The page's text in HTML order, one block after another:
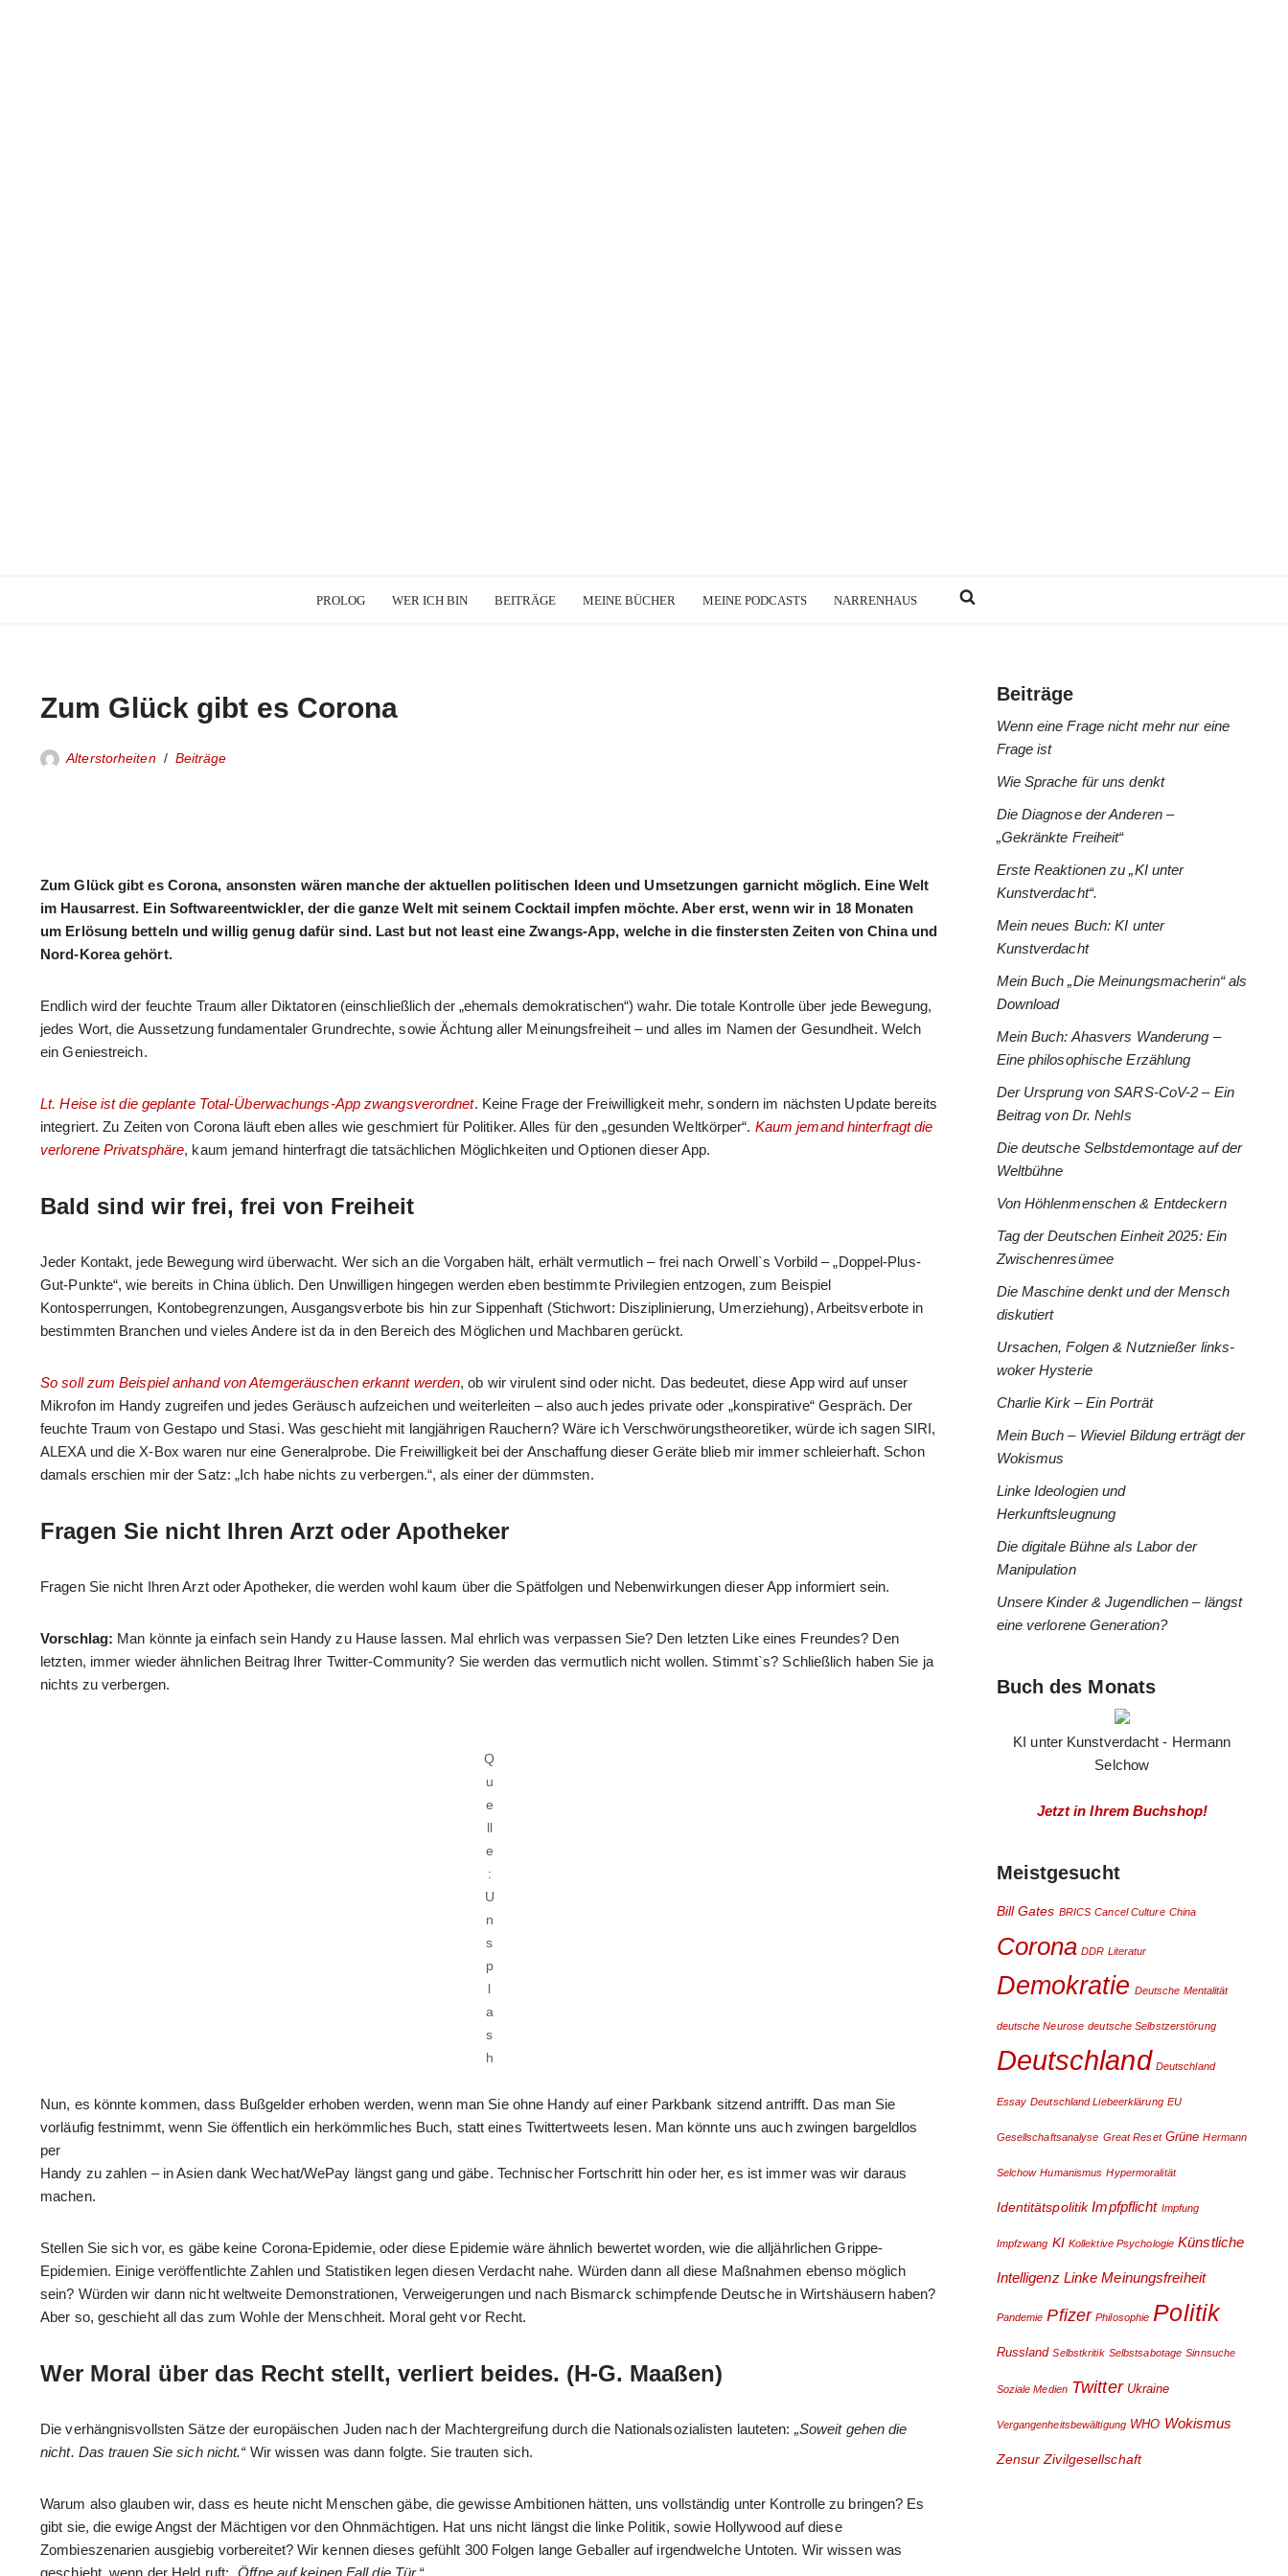
PROLOG WER ICH BIN BEITRÄGE MEINE BÜCHER MEINE PODCASTS NARRENHAUS
Zum Glück gibt es Corona
Alterstorheiten Beiträge
Zum Glück gibt es Corona, ansonsten wären manche der aktuellen politischen Ideen und Umsetzungen garnicht möglich. Eine Welt
im Hausarrest. Ein Softwareentwickler, der die ganze Welt mit seinem Cocktail impfen möchte. Aber erst, wenn wir in 18 Monaten
um Erlösung betteln und willig genug dafür sind. Last but not least eine Zwangs-App, welche in die finstersten Zeiten von China und
Nord-Korea gehört.
Endlich wird der feuchte Traum aller Diktatoren (einschließlich der „ehemals demokratischen“) wahr. Die totale Kontrolle über jede Bewegung,
jedes Wort, die Aussetzung fundamentaler Grundrechte, sowie Ächtung aller Meinungsfreiheit – und alles im Namen der Gesundheit. Welch
ein Geniestreich.
Lt. Heise ist die geplante Total-Überwachungs-App zwangsverordnet. Keine Frage der Freiwilligkeit mehr, sondern im nächsten Update bereits
integriert. Zu Zeiten von Corona läuft eben alles wie geschmiert für Politiker. Alles für den „gesunden Weltkörper“. Kaum jemand hinterfragt die
verlorene Privatsphäre, kaum jemand hinterfragt die tatsächlichen Möglichkeiten und Optionen dieser App.
Bald sind wir frei, frei von Freiheit
Jeder Kontakt, jede Bewegung wird überwacht. Wer sich an die Vorgaben hält, erhält vermutlich – frei nach Orwell`s Vorbild – „Doppel-Plus-
Gut-Punkte“, wie bereits in China üblich. Den Unwilligen hingegen werden eben bestimmte Privilegien entzogen, zum Beispiel
Kontosperrungen, Kontobegrenzungen, Ausgangsverbote bis hin zur Sippenhaft (Stichwort: Disziplinierung, Umerziehung), Arbeitsverbote in
bestimmten Branchen und vieles Andere ist da in den Bereich des Möglichen und Machbaren gerückt.
So soll zum Beispiel anhand von Atemgeräuschen erkannt werden, ob wir virulent sind oder nicht. Das bedeutet, diese App wird auf unser
Mikrofon im Handy zugreifen und jedes Geräusch aufzeichen und weiterleiten – also auch jedes private oder „konspirative“ Gespräch. Der
feuchte Traum von Gestapo und Stasi. Was geschieht mit langjährigen Rauchern? Wäre ich Verschwörungstheoretiker, würde ich sagen SIRI,
ALEXA und die X-Box waren nur eine Generalprobe. Die Freiwilligkeit bei der Anschaffung dieser Geräte blieb mir immer schleierhaft. Schon
damals erschien mir der Satz: „Ich habe nichts zu verbergen.“, als einer der dümmsten.
Fragen Sie nicht Ihren Arzt oder Apotheker
Fragen Sie nicht Ihren Arzt oder Apotheker, die werden wohl kaum über die Spätfolgen und Nebenwirkungen dieser App informiert sein.
Vorschlag: Man könnte ja einfach sein Handy zu Hause lassen. Mal ehrlich was verpassen Sie? Den letzten Like eines Freundes? Den
letzten, immer wieder ähnlichen Beitrag Ihrer Twitter-Community? Sie werden das vermutlich nicht wollen. Stimmt`s? Schließlich haben Sie ja
nichts zu verbergen.
Q
u
e
e
:
U
n
s
p
a
s
h
Nun, es könnte kommen, dass Bußgelder erhoben werden, wenn man Sie ohne Handy auf einer Parkbank sitzend antrifft. Das man Sie
vorläufig festnimmt, wenn Sie öffentlich ein herkömmliches Buch, statt eines Twittertweets lesen. Man könnte uns auch zwingen bargeldlos
per
Handy zu zahlen – in Asien dank Wechat/WePay längst gang und gäbe. Technischer Fortschritt hin oder her, es ist immer was wir daraus
machen.
Stellen Sie sich vor, es gäbe keine Corona-Epidemie, oder diese Epidemie wäre ähnlich bewertet worden, wie die alljährlichen Grippe-
Epidemien. Einige veröffentlichte Zahlen und Statistiken legen diesen Verdacht nahe. Würden dann all diese Maßnahmen ebenso möglich
sein? Würden wir dann nicht weltweite Demonstrationen, Verweigerungen und nach Bismarck schimpfende Deutsche in Wirtshäusern haben?
Aber so, geschieht all das zum Wohle der Menschheit. Moral geht vor Recht.
Wer Moral über das Recht stellt, verliert beides. (H-G. Maaßen)
Die verhängnisvollsten Sätze der europäischen Juden nach der Machtergreifung durch die Nationalsozialisten lauteten: „Soweit gehen die
nicht. Das trauen Sie sich nicht.“Wir wissen was dann folgte. Sie trauten sich.
Warum also glauben wir, dass es heute nicht Menschen gäbe, die gewisse Ambitionen hätten, uns vollständig unter Kontrolle zu bringen? Es
gibt sie, die ewige Angst der Mächtigen vor den Ohnmächtigen. Hat uns nicht längst die linke Politik, sowie Hollywood auf diese
Zombieszenarien ausgiebig vorbereitet? Wir kennen dieses gefühlt 300 Folgen lange Geballer auf irgendwelche Untoten. Wir wissen was
geschieht, wenn der Held ruft:„Öffne auf keinen Fall die Tür.“
Beiträge
Wenn eine Frage nicht mehr nur eine
Frage ist
Wie Sprache für uns denkt
Die Diagnose der Anderen –
„Gekränkte Freiheit“
Erste Reaktionen zu „KI unter
Kunstverdacht“.
Mein neues Buch: KI unter
Kunstverdacht
Mein Buch „Die Meinungsmacherin“ als
Download
Mein Buch: Ahasvers Wanderung –
Eine philosophische Erzählung
Der Ursprung von SARS-CoV-2 – Ein
Beitrag von Dr. Nehls
Die deutsche Selbstdemontage auf der
Weltbühne
Von Höhlenmenschen & Entdeckern
Tag der Deutschen Einheit 2025: Ein
Zwischenresümee
Die Maschine denkt und der Mensch
diskutiert
Ursachen, Folgen & Nutznießer links-
woker Hysterie
Charlie Kirk – Ein Porträt
Mein Buch – Wieviel Bildung erträgt der
Wokismus
Linke Ideologien und
Herkunftsleugnung
Die digitale Bühne als Labor der
Manipulation
Unsere Kinder & Jugendlichen – längst
eine verlorene Generation?
Buch des Monats
KI unter Kunstverdacht - Hermann
Selchow
Jetzt in Ihrem Buchshop!
Meistgesucht
Bill Gates BRICS Cancel Culture China
Corona DDR Literatur
Demokratie Deutsche Mentalität
deutsche Neurose deutsche Selbstzerstörung
Deutschland Deutschland
Essay Deutschland Liebeerklärung EU
Gesellschaftsanalyse Great Reset Grüne Hermann
Selchow Humanismus Hypermoralität
Identitätspolitik Impfpflicht Impfung
Impfzwang KI Kollektive Psychologie Künstliche
Intelligenz Linke Meinungsfreiheit
Pandemie Pfizer Philosophie Politik
Russland Selbstkritik Selbstsabotage Sinnsuche
Soziale Medien Twitter Ukraine
Vergangenheitsbewältigung WHO Wokismus
Zensur Zivilgesellschaft